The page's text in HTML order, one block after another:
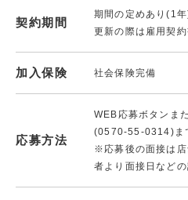
契約期間
期間の定めあり(1
更新の際は雇用契約
加入保険 社会保険完備
応募方法
WEB応募ボタンま
(0570-55-0314)ま
※応募後の面接は店
者より面接日など